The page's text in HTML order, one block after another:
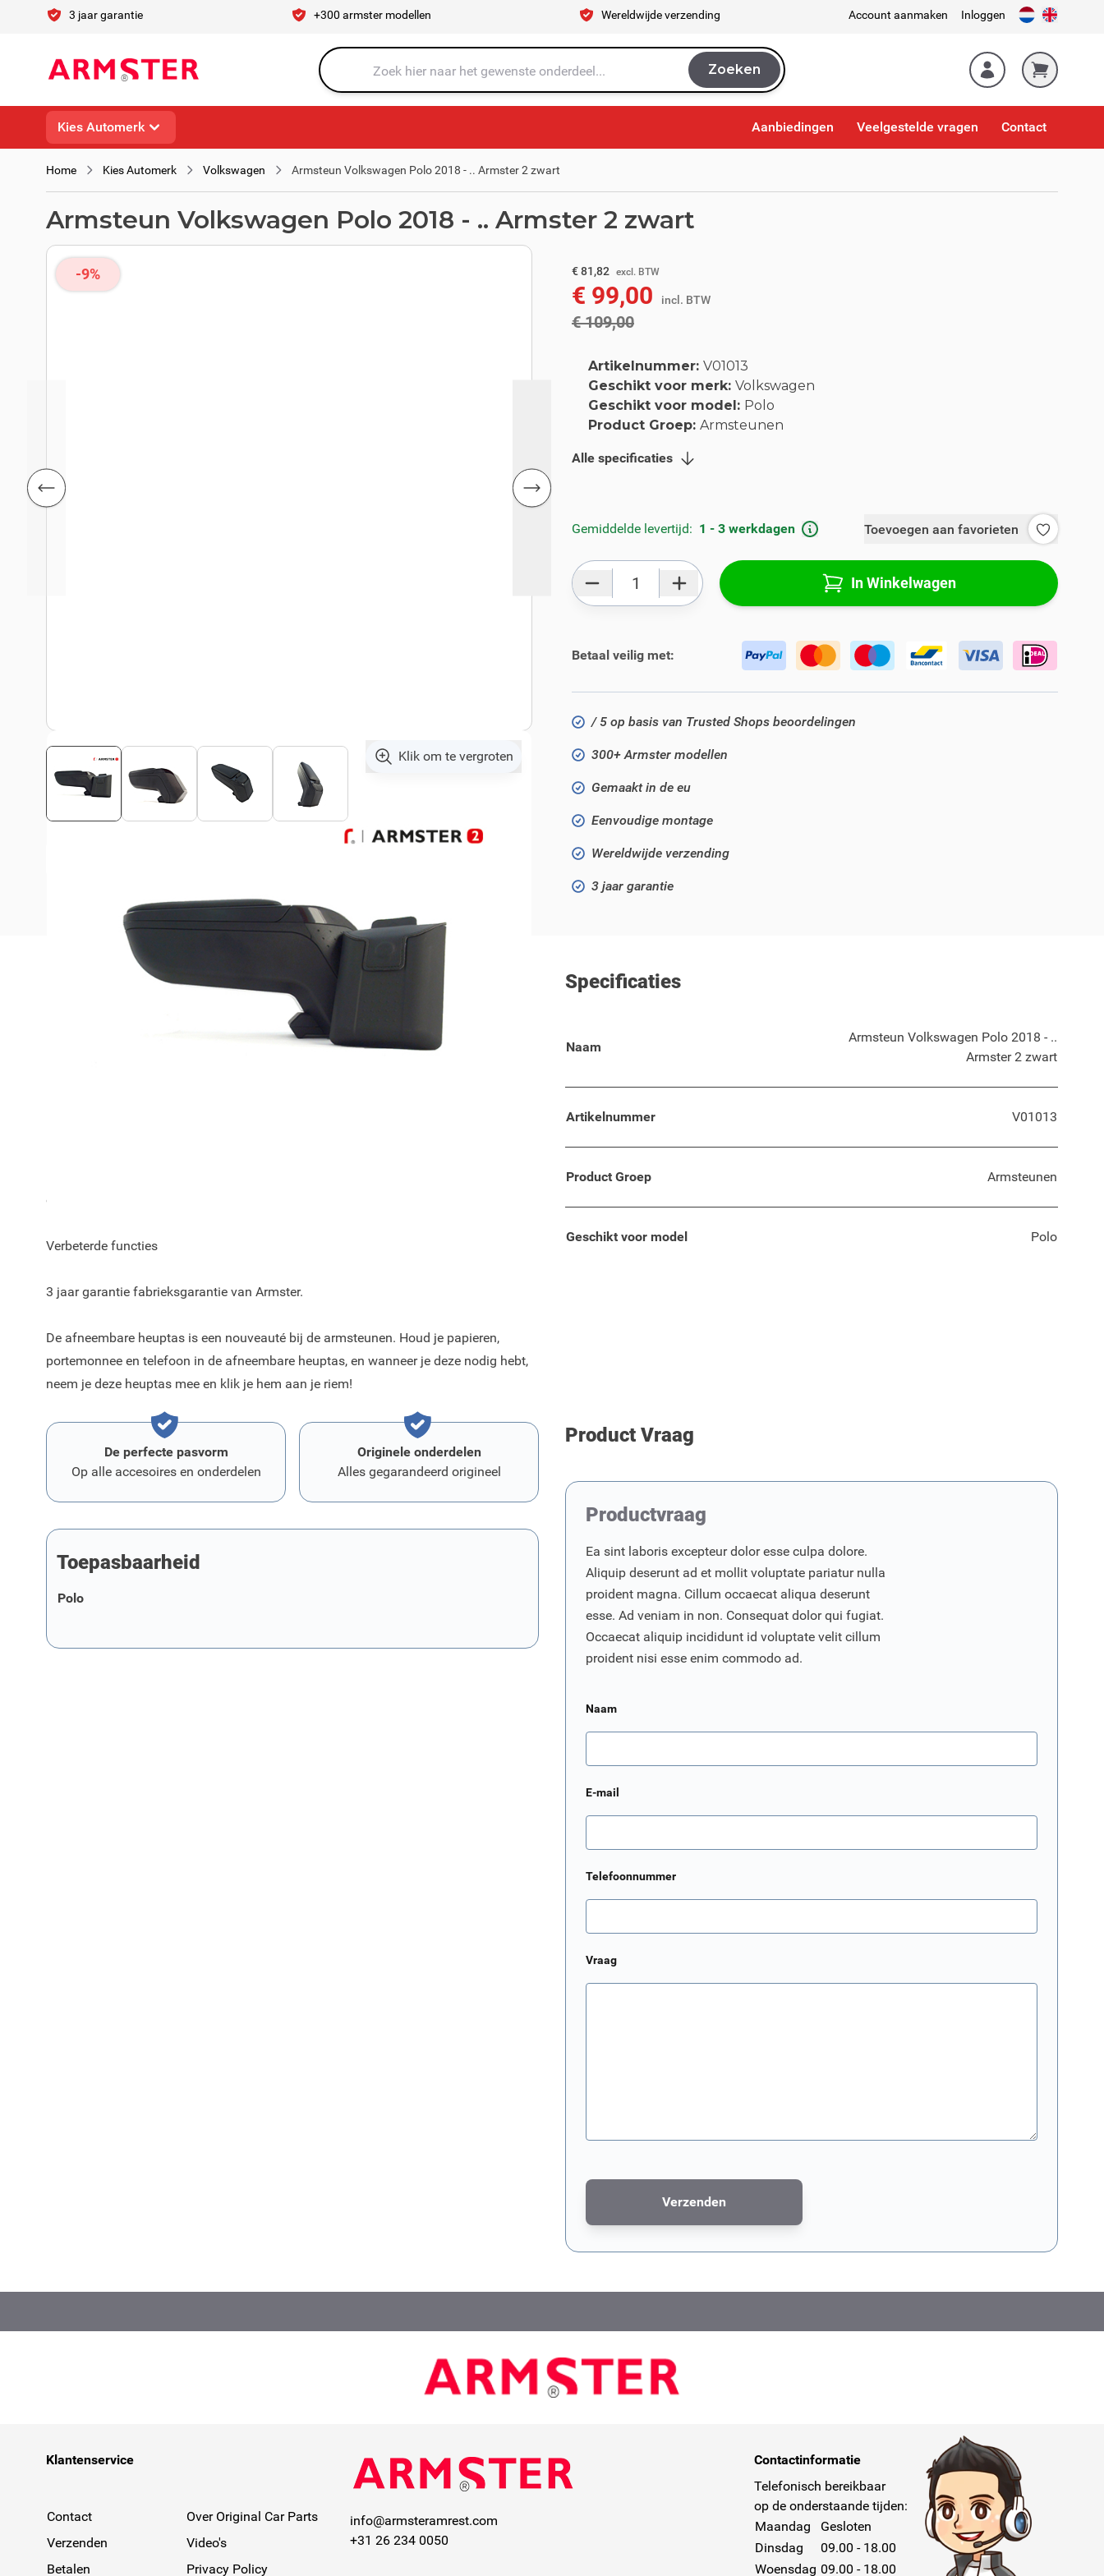
Ga naar de inhoud3 jaar garantie +300 armster modellen Wereldwijde verzending Account aanmaken Inloggen
Waar ben je naar op zoek? Zoek
Zoeken
Kies Automerk Aanbiedingen Veelgestelde vragen Contact
Home Kies Automerk Volkswagen Armsteun Volkswagen Polo 2018 - .. Armster 2 zwart
Armsteun Volkswagen Polo 2018 - .. Armster 2 zwart
-9%
Klik om te vergroten
€ 81,82 excl. BTW
€ 90,08excl. BTW
€ 99,00 incl. BTW
€ 109,00incl. BTW
Artikelnummer: V01013
Geschikt voor merk: Volkswagen
Geschikt voor model: Polo
Product Groep: Armsteunen
Alle specificaties
Gemiddelde levertijd: 1 - 3 werkdagen Toevoegen aan favorieten
Aantal In Winkelwagen
Betaal veilig met:
/ 5 op basis van Trusted Shops beoordelingen
300+ Armster modellen
Gemaakt in de eu
Eenvoudige montage
Wereldwijde verzending
3 jaar garantie
Beschrijving
Deze Armster 2 armsteun is passend voor de Volkswagen Polo vanaf 2018!
en verbeterde duurzaamheid.
Verbeterde functies
3 jaar garantie fabrieksgarantie van Armster.
De afneembare heuptas is een nouveauté bij de armsteunen. Houd je papieren,
portemonnee en telefoon in de afneembare heuptas, en wanneer je deze nodig hebt,
neem je deze heuptas mee en klik je hem aan je riem!
Specificaties
Naam
Armsteun Volkswagen Polo 2018 - ..
Armster 2 zwart
Artikelnummer V01013
Product Groep Armsteunen
Geschikt voor model Polo
De perfecte pasvorm
Op alle accesoires en onderdelen
Originele onderdelen
Alles gegarandeerd origineel
Toepasbaarheid
Polo
Product Vraag
Productvraag
Ea sint laboris excepteur dolor esse culpa dolore.
Aliquip deserunt ad et mollit voluptate pariatur nulla
proident magna. Cillum occaecat aliqua deserunt
esse. Ad veniam in non. Consequat dolor qui fugiat.
Occaecat aliquip incididunt id voluptate velit cillum
proident nisi esse enim commodo ad.
Naam
E-mail
Telefoonnummer
Vraag
Verzenden
Dit formulier wordt beschermd door reCAPTCHA. Hetprivacybeleid van Googleen de
Klantenservice
Contact
Verzenden
Betalen
Over Original Car Parts
Video's
Privacy Policy
info@armsteramrest.com
+31 26 234 0050
Contactinformatie
Telefonisch bereikbaar
op de onderstaande tijden:
Maandag
Gesloten
Dinsdag
09.00 - 18.00
Woensdag 09.00 - 18.00